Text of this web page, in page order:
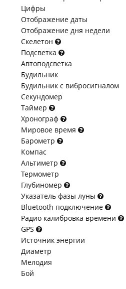
Цифры
Отображение даты
Отображение дня недели
Скелетон
Подсветка
Автоподсветка
Будильник
Будильник с вибросигналом
Секундомер
Таймер
Хронограф
Мировое время
Барометр
Компас
Альтиметр
Термометр
Глубиномер
Указатель фазы луны
Bluetooth подключение
Радио калибровка времени
GPS
Источник энергии
Диаметр
Мелодия
Бой